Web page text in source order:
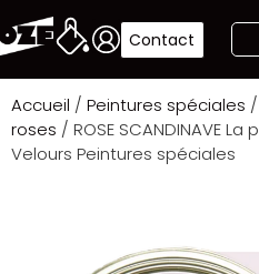
Contact
Accueil / Peintures spéciales /
roses / ROSE SCANDINAVE
Velours Peintures spéciales